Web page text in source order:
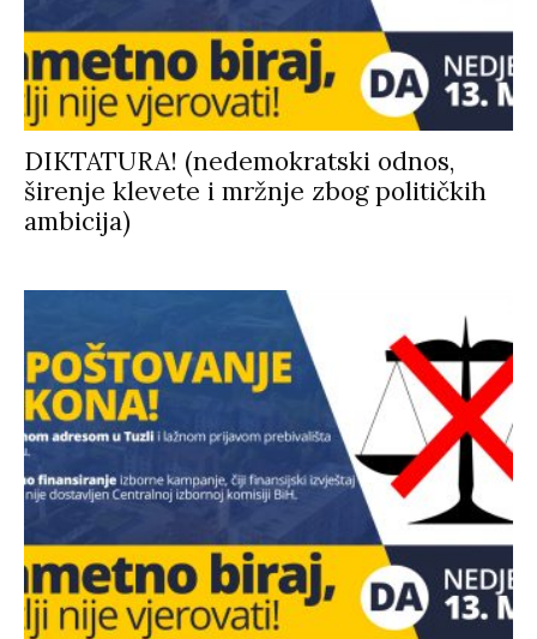
DIKTATURA! (nedemokratski odnos,
širenje klevete i mržnje zbog političkih
ambicija)